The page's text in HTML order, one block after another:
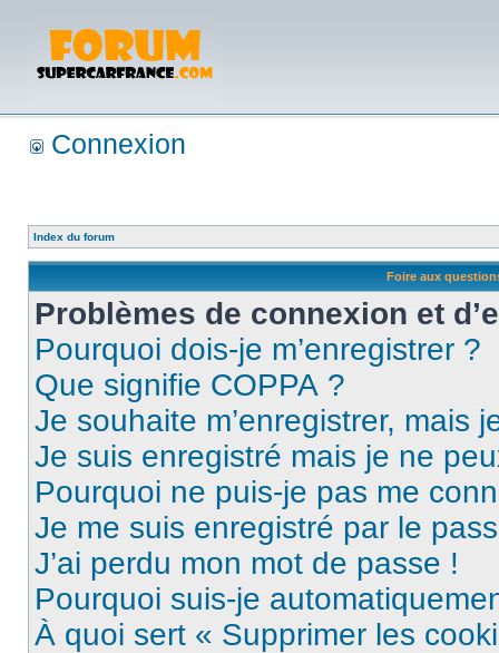
Connexion
Index du forum
Foire aux
Problèmes de connexion et
Pourquoi dois-je m’enregistrer ?
Que signifie COPPA ?
Je souhaite m’enregistrer, mais
Je suis enregistré mais je ne
Pourquoi ne puis-je pas me
Je me suis enregistré par le
J’ai perdu mon mot de passe !
Pourquoi suis-je
À quoi sert « Supprimer les